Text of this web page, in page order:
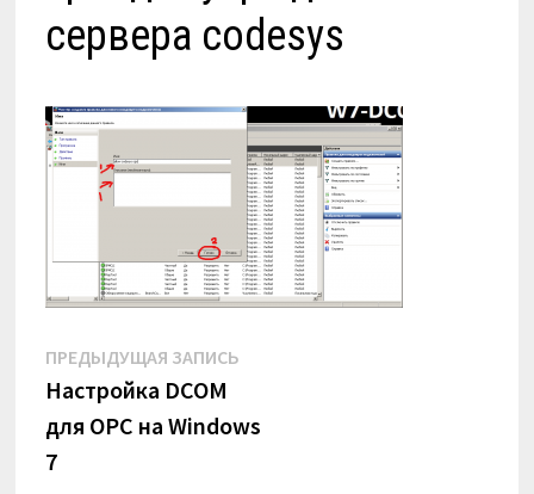
сервера codesys
Навигация
по
записям
ПРЕДЫДУЩАЯ ЗАПИСЬПредыдущая
Настройка DCOM
для OPC на Windows
7